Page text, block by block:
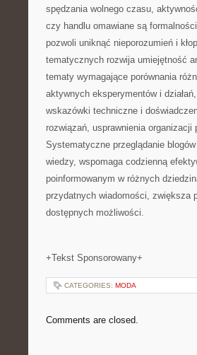
spędzania wolnego czasu,
czy handlu omawiane są
pozwoli uniknąć nieporozumień i
tematycznych rozwija umiejętność
tematy wymagające porównania
aktywnych eksperymentów i
wskazówki techniczne i
rozwiązań, usprawnienia
Systematyczne przeglądanie
wiedzy, wspomaga codzienną
poinformowanym w różnych
przydatnych wiadomości, zwiększa
dostępnych możliwości.
+Tekst Sponsorowany+
CATEGORIES: MODA
Comments are closed.